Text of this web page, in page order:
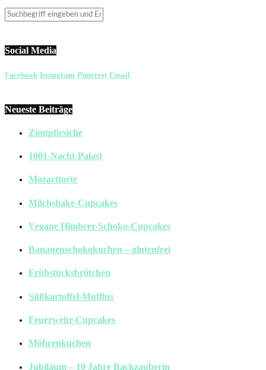
Social Media
Facebook Instagram Pinterest Email
Neueste Beiträge
Zimtpfirsiche
1001-Nacht-Palast
Mozarttorte
Milchshake-Cupcakes
Vegane Himbeer-Schoko-Cupcakes
Bananenschokokuchen – glutenfrei
Frühstücksbrötchen
Süßkartoffel-Muffins
Feuerwehr-Cupcakes
Möhrenkuchen
Jubiläum – 10 Jahre Backzauberin